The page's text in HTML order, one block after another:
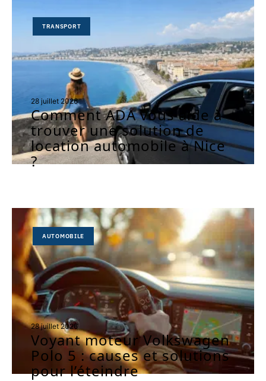
TRANSPORT
28 juillet 2026
Comment ADA vous aide à
trouver une solution de
location automobile à Nice
?
AUTOMOBILE
28 juillet 2026
Voyant moteur Volkswagen
Polo 5 : causes et solutions
pour l’éteindre